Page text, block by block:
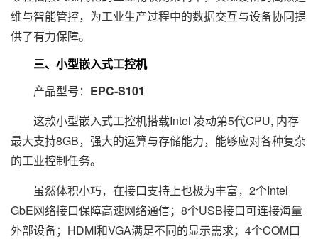
维与智能管控，为工业生产过程中的数据交互与设备协同提
供了有力保障。
三、小型嵌入式工控机
产品型号： EPC-S101
这款小型嵌入式工控机搭载Intel 凌动第5代CPU, 内存
最大支持8GB，强大的运算与存储能力，能够应对各种复杂
的工业控制任务。
虽然体积小巧，在接口支持上也极为丰富，2个Intel
GbE网络接口保障高速网络通信；8个USB接口可连接海量
外部设备；HDMI和VGA满足不同的显示需求；4个COM口